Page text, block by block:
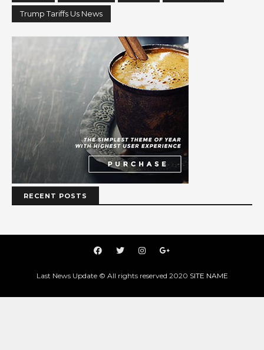
Trump Tariffs Us News
RECENT POSTS
Last News Update © All rights reserved 2020 SITE NAME